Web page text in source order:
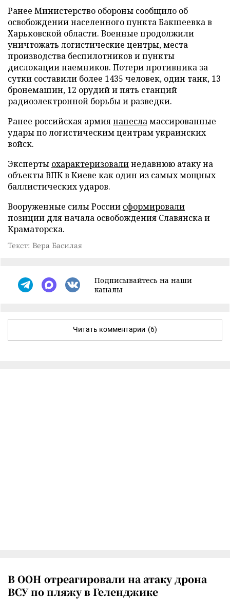
Ранее Министерство обороны сообщило об
освобождении населенного пункта Бакшеевка в
Харьковской области. Военные продолжили
уничтожать логистические центры, места
производства беспилотников и пункты
дислокации наемников. Потери противника за
сутки составили более 1435 человек, один танк, 13
бронемашин, 12 орудий и пять станций
радиоэлектронной борьбы и разведки.
Ранее российская армиянанесламассированные
удары по логистическим центрам украинских
войск.
Эксперты охарактеризовалинедавнюю атаку на
объекты ВПК в Киеве как один из самых мощных
баллистических ударов.
Вооруженные силы России сформировали
позиции для начала освобождения Славянска и
Краматорска.
Текст: Вера Басилая
Подписывайтесь на наши
каналы
Читать комментарии (6)
В ООН отреагировали на атаку дрона
ВСУ по пляжу в Геленджике